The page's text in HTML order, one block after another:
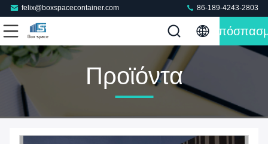
felix@boxspacecontainer.com 86-189-4243-2803
Προϊόντα